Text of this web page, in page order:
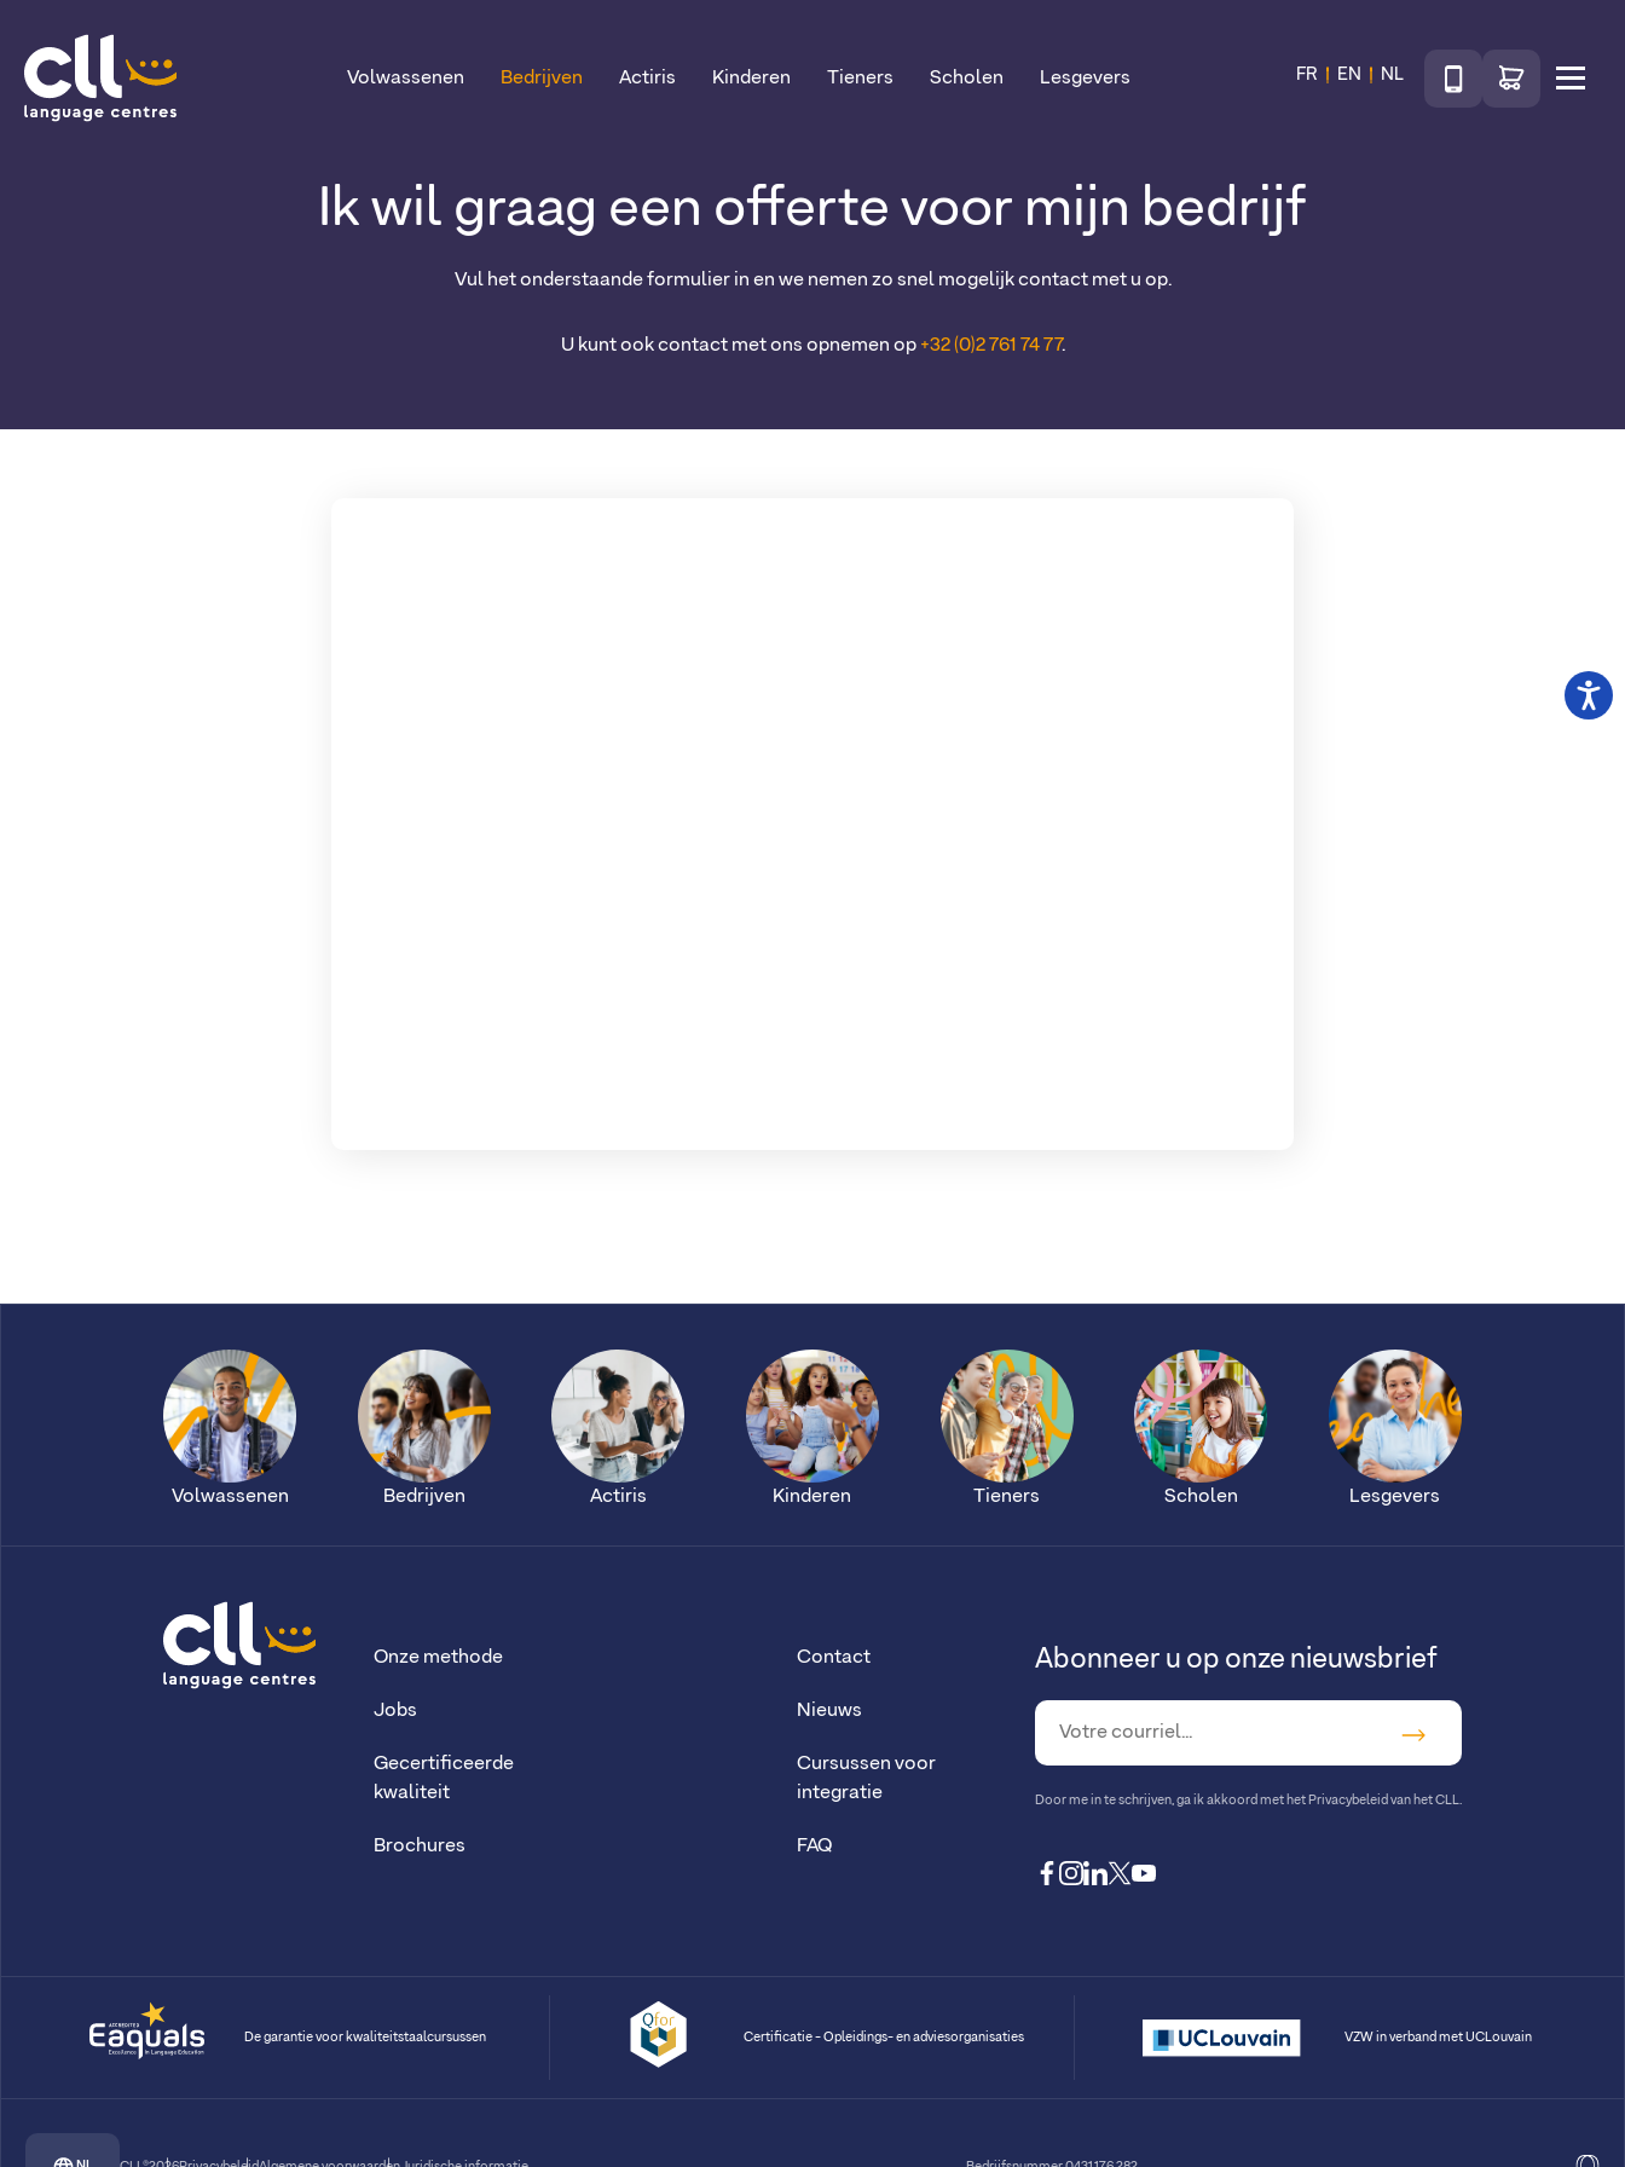
CLL
Volwassenen Bedrijven Actiris Kinderen Tieners Scholen Lesgevers FR EN NL
TéléphoneGa naar de
Ik wil graag een offerte voor mijn bedrijf
Vul het onderstaande formulier in en we nemen zo snel mogelijk contact met u op.
U kunt ook contact met ons opnemen op +32 (0)2 761 74 77.
Volwassenen Bedrijven Actiris Kinderen Tieners Scholen Lesgevers
CLL
Onze methode
Jobs
Gecertificeerde
kwaliteit
Brochures
Contact
Nieuws
Cursussen voor
integratie
FAQ
Abonneer u op onze nieuwsbrief
Door me in te schrijven, ga ik akkoord met het Privacybeleid van het CLL
facebook
instagram
linkedin
twitteryoutube
De garantie voor kwaliteitstaalcursussen Certificatie - Opleidings- en adviesorganisaties VZW in verband met UCLouvain